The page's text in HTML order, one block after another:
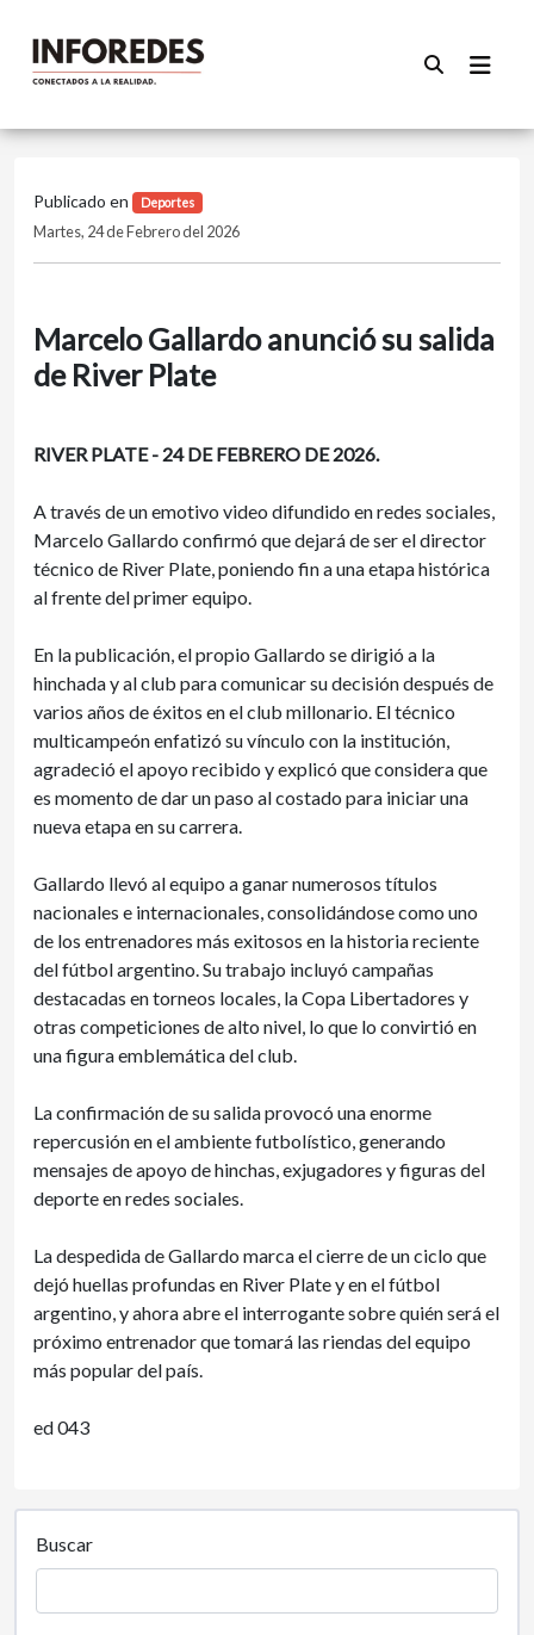
Publicado en Deportes
Martes, 24 de Febrero del 2026
Marcelo Gallardo anunció su salida
de River Plate
RIVER PLATE - 24 DE FEBRERO DE 2026.
A través de un emotivo video difundido en redes sociales,
Marcelo Gallardo confirmó que dejará de ser el director
técnico de River Plate, poniendo fin a una etapa histórica
al frente del primer equipo.
En la publicación, el propio Gallardo se dirigió a la
hinchada y al club para comunicar su decisión después de
varios años de éxitos en el club millonario. El técnico
multicampeón enfatizó su vínculo con la institución,
agradeció el apoyo recibido y explicó que considera que
es momento de dar un paso al costado para iniciar una
nueva etapa en su carrera.
Gallardo llevó al equipo a ganar numerosos títulos
nacionales e internacionales, consolidándose como uno
de los entrenadores más exitosos en la historia reciente
del fútbol argentino. Su trabajo incluyó campañas
destacadas en torneos locales, la Copa Libertadores y
otras competiciones de alto nivel, lo que lo convirtió en
una figura emblemática del club.
La confirmación de su salida provocó una enorme
repercusión en el ambiente futbolístico, generando
mensajes de apoyo de hinchas, exjugadores y figuras del
deporte en redes sociales.
La despedida de Gallardo marca el cierre de un ciclo que
dejó huellas profundas en River Plate y en el fútbol
argentino, y ahora abre el interrogante sobre quién será el
próximo entrenador que tomará las riendas del equipo
más popular del país.
ed 043
Buscar